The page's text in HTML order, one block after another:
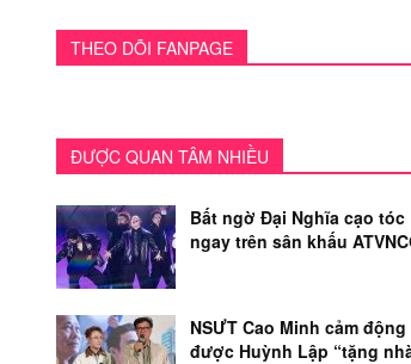
THEO DÕI FANPAGE
ĐƯỢC QUAN TÂM NHIỀU
Bất ngờ Đại Nghĩa cạo tóc
ngay trên sân khấu
NSƯT Cao Minh cảm
được Huỳnh Lập “tặng